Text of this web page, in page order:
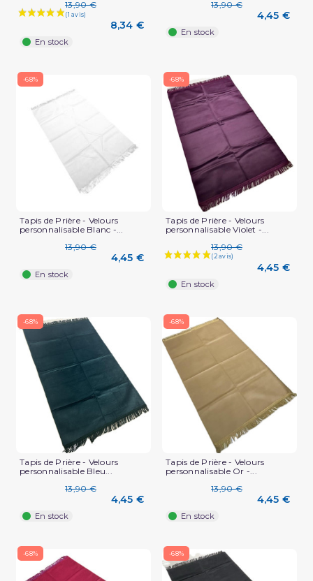
(5 avis)
13,90 €
8,34 €
En stock
13,90 €
4,45 €
En stock
-68%
Tapis de Prière - Velours
personnalisable Blanc -...
13,90 €
4,45 €
En stock
-68%
Tapis de Prière - Velours
personnalisable Violet -...
13,90 €
4,45 €
En stock
-68%
Tapis de Prière - Velours
personnalisable Bleu...
13,90 €
4,45 €
En stock
-68%
Tapis de Prière - Velours
personnalisable Or -...
13,90 €
4,45 €
En stock
-68% -68%